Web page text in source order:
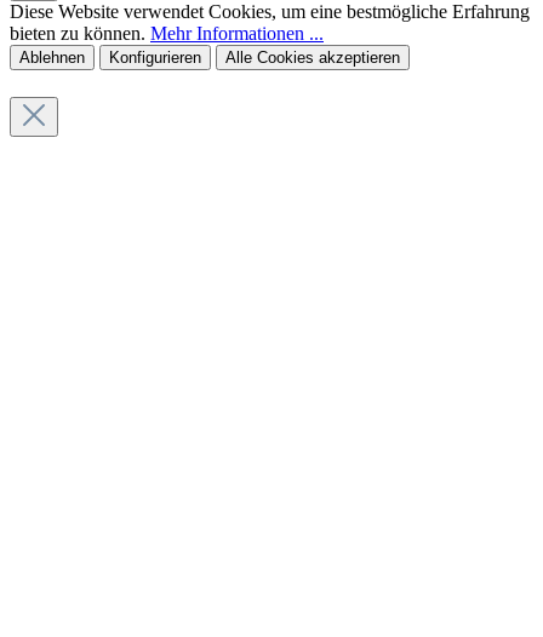
Diese Website verwendet Cookies, um eine bestmögliche Erfahrung
bieten zu können. Mehr Informationen ...
Ablehnen Konfigurieren Alle Cookies akzeptieren